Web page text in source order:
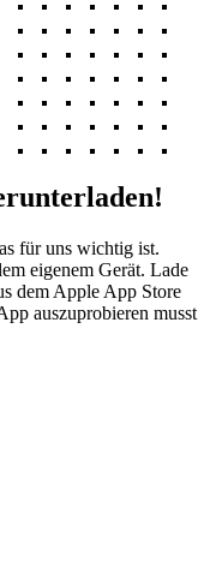
für uns wichtig ist.
eigenem Gerät. Lade
dem Apple App Store
auszuprobieren musst